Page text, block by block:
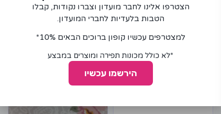
הצטרפו אלינו לחבר מועדון וצברו נקודות, קבלו
הטבות בלעדיות לחברי המועדון.
למצטרפים עכשיו קופון ברוכים הבאים 10%*
*לא כולל מכונות תפירה ומוצרים במבצע
הירשמו עכשיו